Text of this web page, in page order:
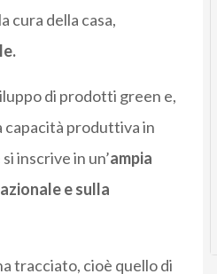
cura della casa,
di prodotti green e,
capacità produttiva in
inscrive in un’ampia
e sulla
tracciato, cioè quello di